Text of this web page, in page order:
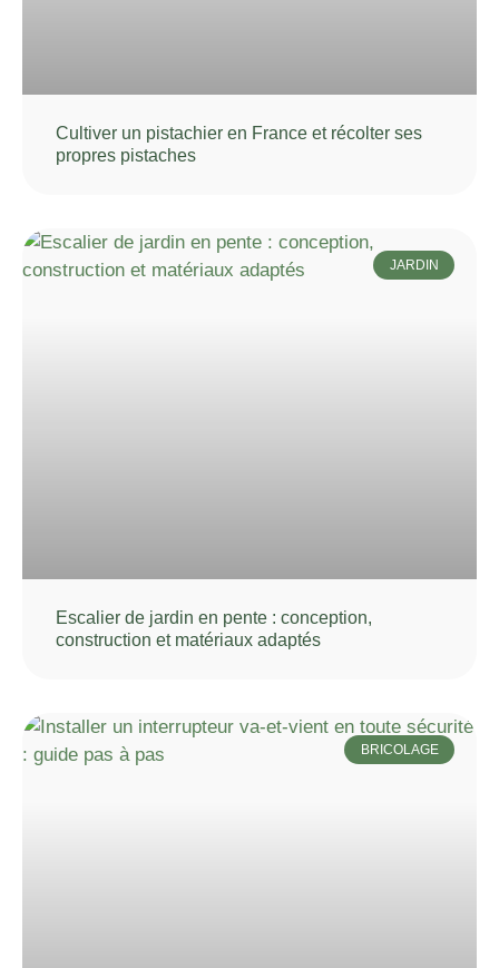
Cultiver un pistachier en France et récolter ses
propres pistaches
JARDIN
Escalier de jardin en pente : conception,
construction et matériaux adaptés
BRICOLAGE